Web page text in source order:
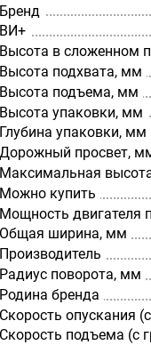
Бренд
ВИ+
Высота в сложенном
Высота подхвата, мм
Высота подъема, мм
Высота упаковки, мм
Глубина упаковки, мм
Дорожный просвет,
Максимальная
Можно купить
Мощность двигателя
Общая ширина, мм
Производитель
Радиус поворота, мм
Родина бренда
Скорость опускания
Скорость подъема (с